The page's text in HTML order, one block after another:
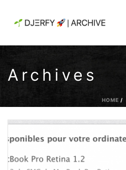
Archives
HOME /